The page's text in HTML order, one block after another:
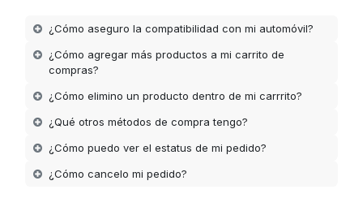
¿Cómo aseguro la compatibilidad con mi automóvil?
¿Cómo agregar más productos a mi carrito de
compras?
¿Cómo elimino un producto dentro de mi carrrito?
¿Qué otros métodos de compra tengo?
¿Cómo puedo ver el estatus de mi pedido?
¿Cómo cancelo mi pedido?